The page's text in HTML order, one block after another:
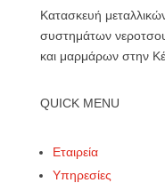
Κατασκευή
συστημάτων
και μαρμάρων στην
QUICK MENU
Εταιρεία
Υπηρεσίες